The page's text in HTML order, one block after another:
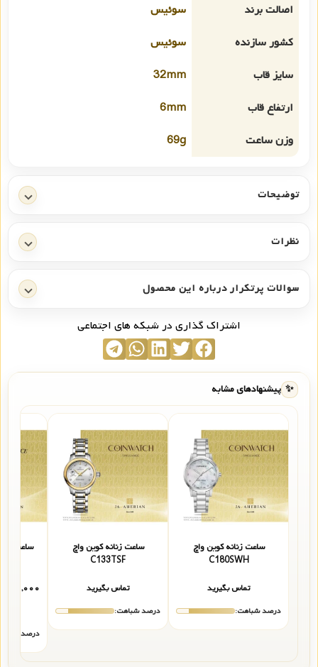
اصالت برند
سوئیس
کشور سازنده
سوئیس
سایز قاب
32mm
ارتفاع قاب
6mm
وزن ساعت
69g
توضیحات
نظرات
سوالات پرتکرار درباره این محصول
اشتراک گذاری در شبکه های اجتماعی
✨ پیشنهادهای مشابه
ساعت زنانه کوین واچ
C180SWH
تماس بگیرید
درصد شباهت:
ساعت زنانه کوین واچ
C133TSF
تماس بگیرید
درصد شباهت:
ساعت
درصد